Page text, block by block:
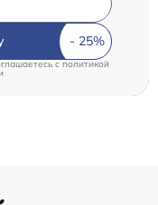
c политикой